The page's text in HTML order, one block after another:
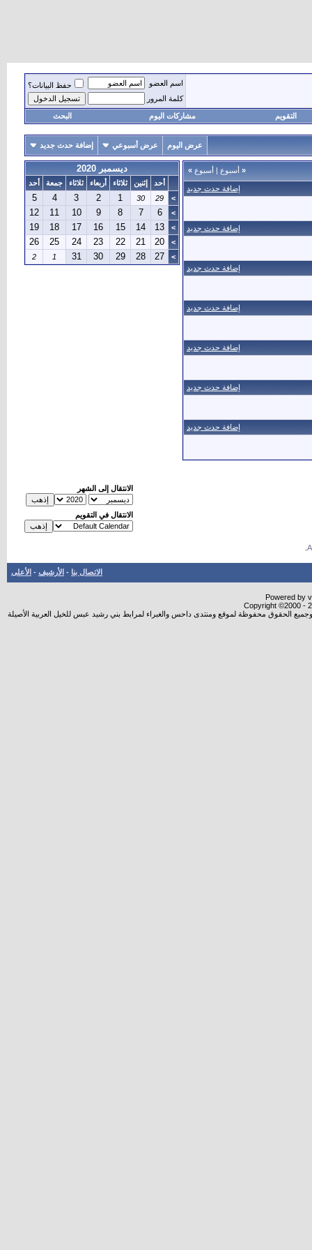
اسم العضو
حفظ البيانات؟
كلمة المرور
التقويم مشاركات اليوم البحث
عرض اليوم عرض أسبوعي إضافة حدث جديد
« أسبوع | أسبوع »
إضافة حدث جديد
إضافة حدث جديد
إضافة حدث جديد
إضافة حدث جديد
إضافة حدث جديد
إضافة حدث جديد
إضافة حدث جديد
ديسمبر 2020
أحد إثنين ثلاثاء أربعاء ثلاثاء جمعة
أحد
>
29
30
1
2
3
4
5
>
6
7
8
9
10
11
12
>
13
14
15
16
17
18
19
>
20
21
22
23
24
25
26
>
27
28
29
30
31
1
2
الانتقال إلى الشهر
الانتقال في التقويم
الاتصال بنا - الأرشيف - الأعلى
Powered by
Copyright ©2000 -
الحقوق محفوظة لموقع ومنتدى داحس والغبراء لمرابط بني رشيد عبس للخيل العربية الأصيلة